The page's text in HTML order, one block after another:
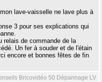
lave-vaisselle ne lave plus à
3 pour ses explications qui
relais de commande de la
Un fer à souder et de l'étain
encore et bonnes fêtes de fin
Bricovidéo 50 Dépannage LV